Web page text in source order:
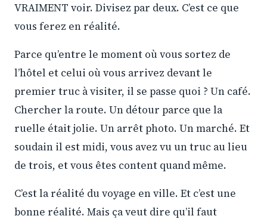
VRAIMENT voir. Divisez par deux. C’est ce que
vous ferez en réalité.
Parce qu’entre le moment où vous sortez de
l’hôtel et celui où vous arrivez devant le
premier truc à visiter, il se passe quoi ? Un café.
Chercher la route. Un détour parce que la
ruelle était jolie. Un arrêt photo. Un marché. Et
soudain il est midi, vous avez vu un truc au lieu
de trois, et vous êtes content quand même.
C’est la réalité du voyage en ville. Et c’est une
bonne réalité. Mais ça veut dire qu’il faut